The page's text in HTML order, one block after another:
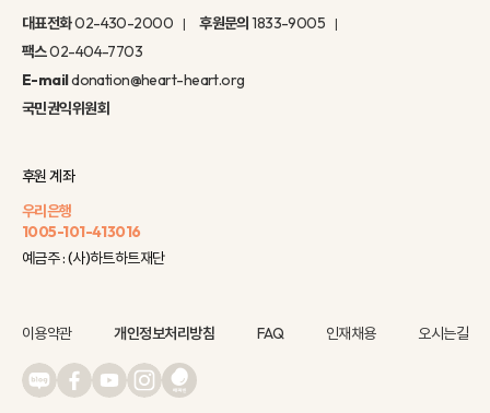
대표전화02-430-2000 후원문의1833-9005
팩스02-404-7703
E-maildonation@heart-heart.org
국민권익위원회
후원 계좌
우리은행
1005-101-413016
예금주 : (사)하트하트재단
이용약관 개인정보처리방침 FAQ 인재채용 오시는길